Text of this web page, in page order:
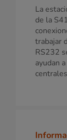
La
de la
trabajar
RS232
ayudan